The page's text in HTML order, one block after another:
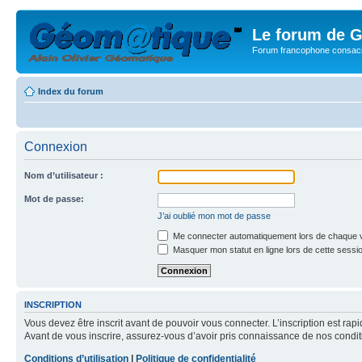
Le forum de
Forum francophone
Index du forum
Connexion
Nom d’utilisateur :
Mot de passe:
J’ai oublié mon mot de passe
Me connecter automatiquement lors de chaque
Masquer mon statut en ligne lors de cette
INSCRIPTION
Vous devez être inscrit avant de pouvoir vous connecter. L’inscription est
Avant de vous inscrire, assurez-vous d’avoir pris connaissance de nos
Conditions d’utilisation
Politique de confidentialité